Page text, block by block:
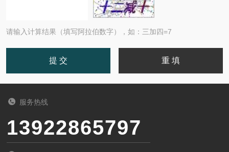
请输入计算结果（填写阿拉伯数字），如：三加四=7
服务热线
13922865797